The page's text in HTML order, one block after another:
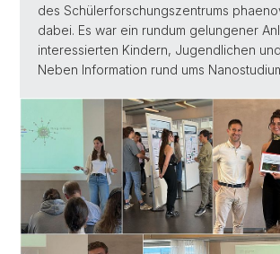
des Schülerforschungszentrums
dabei. Es war ein rundum gelungener
interessierten Kindern, Jugendlichen
Neben Information rund ums